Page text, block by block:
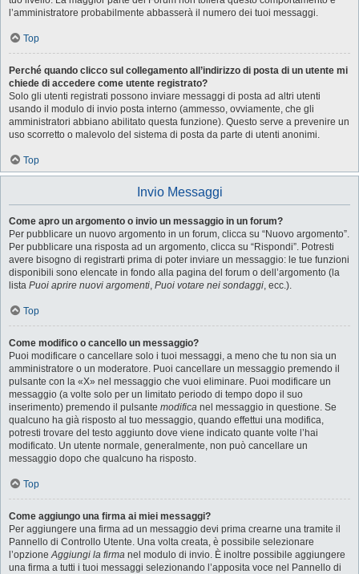
l’amministratore probabilmente abbasserà il numero dei tuoi messaggi.
Top
Perché quando clicco sul collegamento all’indirizzo di posta di un utente mi
chiede di accedere come utente registrato?
Solo gli utenti registrati possono inviare messaggi di posta ad altri utenti
usando il modulo di invio posta interno (ammesso, ovviamente, che gli
amministratori abbiano abilitato questa funzione). Questo serve a prevenire un
uso scorretto o malevolo del sistema di posta da parte di utenti anonimi.
Top
Invio Messaggi
Come apro un argomento o invio un messaggio in un forum?
Per pubblicare un nuovo argomento in un forum, clicca su “Nuovo argomento”.
Per pubblicare una risposta ad un argomento, clicca su “Rispondi”. Potresti
avere bisogno di registrarti prima di poter inviare un messaggio: le tue funzioni
disponibili sono elencate in fondo alla pagina del forum o dell’argomento (la
lista Puoi aprire nuovi argomenti, Puoi votare nei sondaggi, ecc.).
Top
Come modifico o cancello un messaggio?
Puoi modificare o cancellare solo i tuoi messaggi, a meno che tu non sia un
amministratore o un moderatore. Puoi cancellare un messaggio premendo il
pulsante con la «X» nel messaggio che vuoi eliminare. Puoi modificare un
messaggio (a volte solo per un limitato periodo di tempo dopo il suo
inserimento) premendo il pulsante modifica nel messaggio in questione. Se
qualcuno ha già risposto al tuo messaggio, quando effettui una modifica,
potresti trovare del testo aggiunto dove viene indicato quante volte l’hai
modificato. Un utente normale, generalmente, non può cancellare un
messaggio dopo che qualcuno ha risposto.
Top
Come aggiungo una firma ai miei messaggi?
Per aggiungere una firma ad un messaggio devi prima crearne una tramite il
Pannello di Controllo Utente. Una volta creata, è possibile selezionare
l’opzioneAggiungi la firma nel modulo di invio. È inoltre possibile aggiungere
una firma a tutti i tuoi messaggi selezionando l’apposita voce nel Pannello di